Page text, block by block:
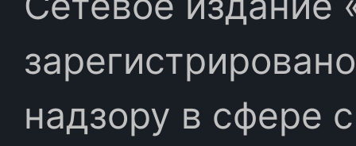
надзору в сфере